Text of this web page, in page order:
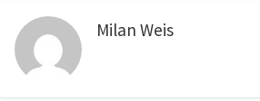
Milan Weis